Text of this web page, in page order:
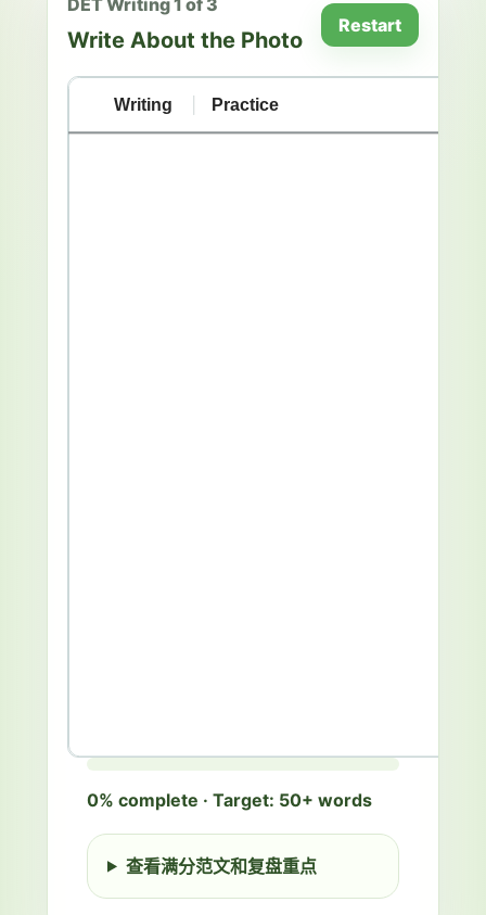
DET Writing 1 of 3
Write About the Photo
Restart
WritingDET Writing 1 of 3
Photo prompt: A small group of
students are sitting around a table in a
library. One student is pointing at a
0% complete · Target: 50+ words
查看满分范文和复盘重点